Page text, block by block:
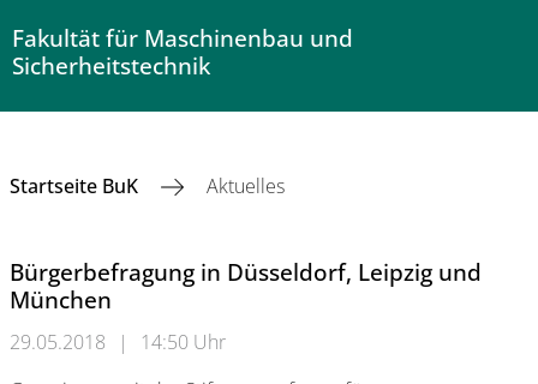
Fakultät für Maschinenbau und
Sicherheitstechnik
Startseite BuK Aktuelles
Bürgerbefragung in Düsseldorf, Leipzig und
München
29.05.2018 |
14:50 Uhr